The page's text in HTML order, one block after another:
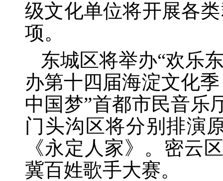
级文化单位将开展各
项。
东城区将举办“欢乐
办第十四届海淀文化
中国梦”首都市民音乐
门头沟区将分别排演
《永定人家》。密云
冀百姓歌手大赛。